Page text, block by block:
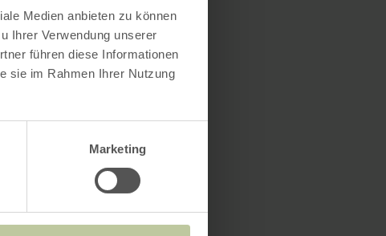
Medien anbieten zu können
Ihrer Verwendung unserer
führen diese Informationen
sie im Rahmen Ihrer Nutzung
Marketing